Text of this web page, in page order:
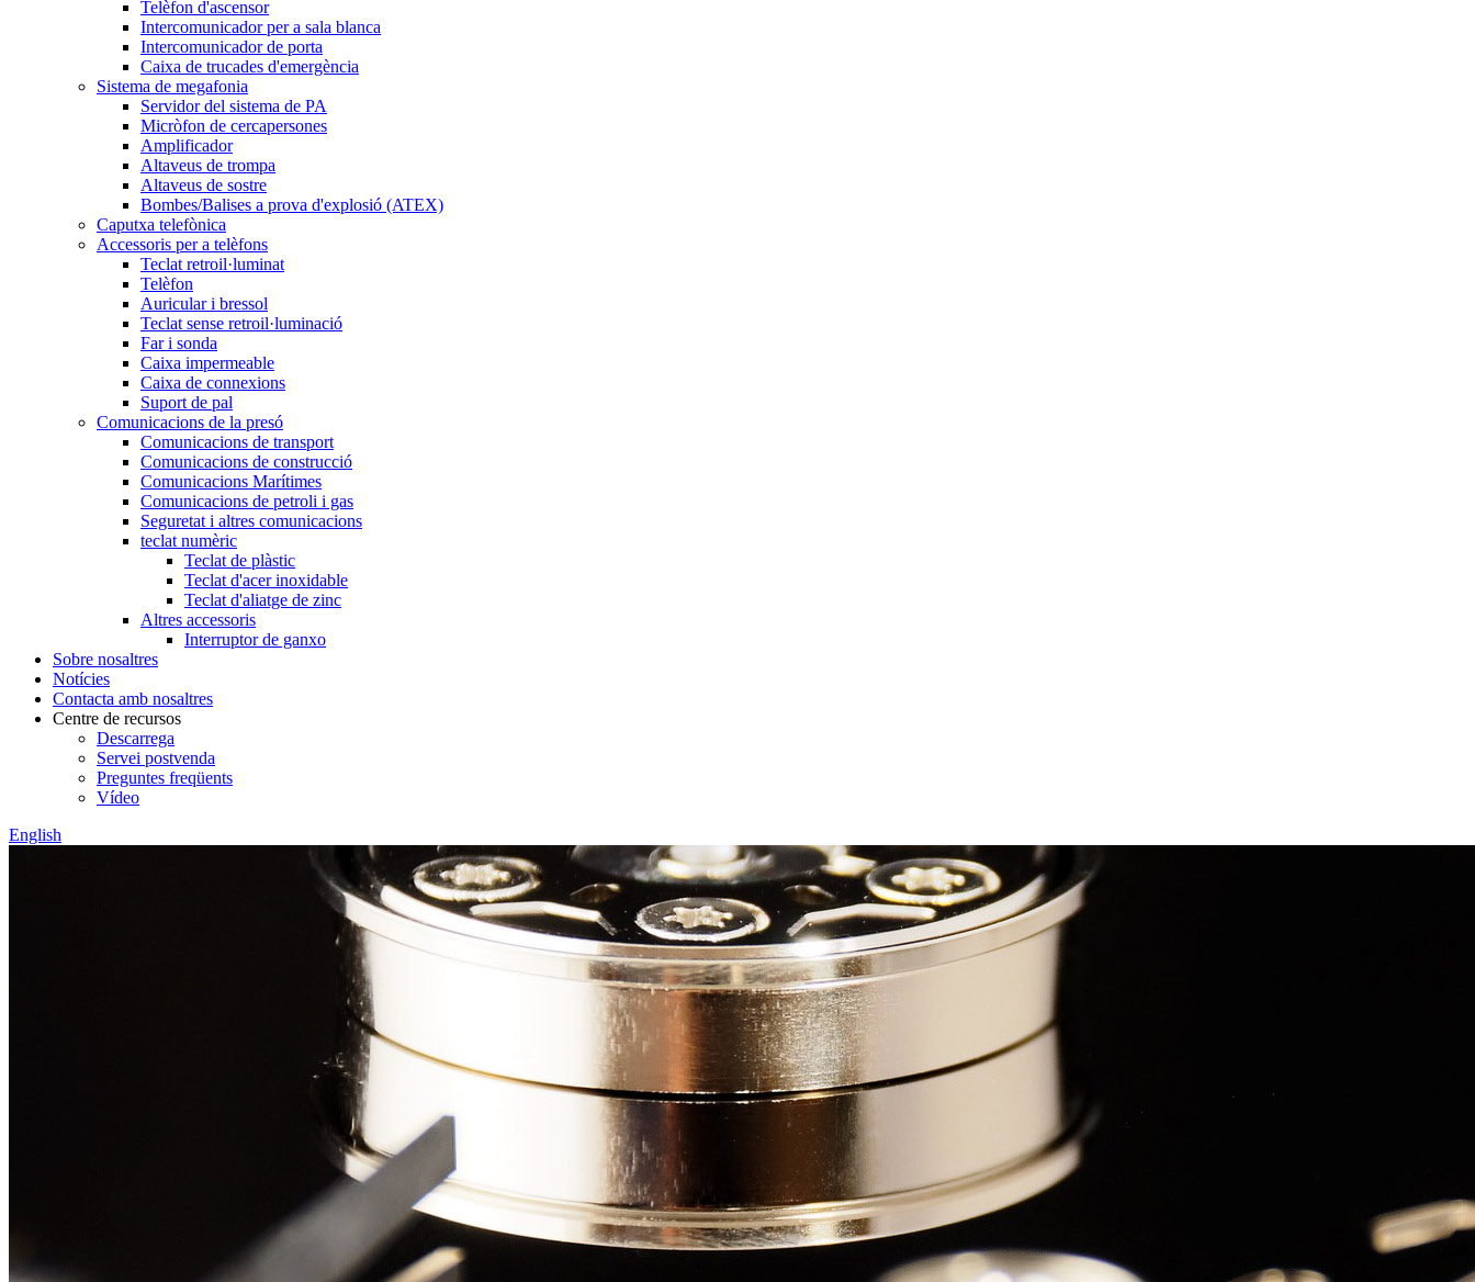
Telèfon d'ascensor
Intercomunicador per a sala blanca
Intercomunicador de porta
Caixa de trucades d'emergència
Sistema de megafonia
Servidor del sistema de PA
Micròfon de cercapersones
Amplificador
Altaveus de trompa
Altaveus de sostre
Bombes/Balises a prova d'explosió (ATEX)
Caputxa telefònica
Accessoris per a telèfons
Teclat retroil·luminat
Telèfon
Auricular i bressol
Teclat sense retroil·luminació
Far i sonda
Caixa impermeable
Caixa de connexions
Suport de pal
Comunicacions de la presó
Comunicacions de transport
Comunicacions de construcció
Comunicacions Marítimes
Comunicacions de petroli i gas
Seguretat i altres comunicacions
teclat numèric
Teclat de plàstic
Teclat d'acer inoxidable
Teclat d'aliatge de zinc
Altres accessoris
Interruptor de ganxo
Sobre nosaltres
Notícies
Contacta amb nosaltres
Centre de recursos
Descarrega
Servei postvenda
Preguntes freqüents
Vídeo
English